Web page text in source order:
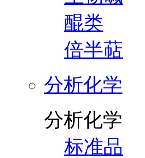
醌类
倍半萜
分析化学
分析化学
标准品